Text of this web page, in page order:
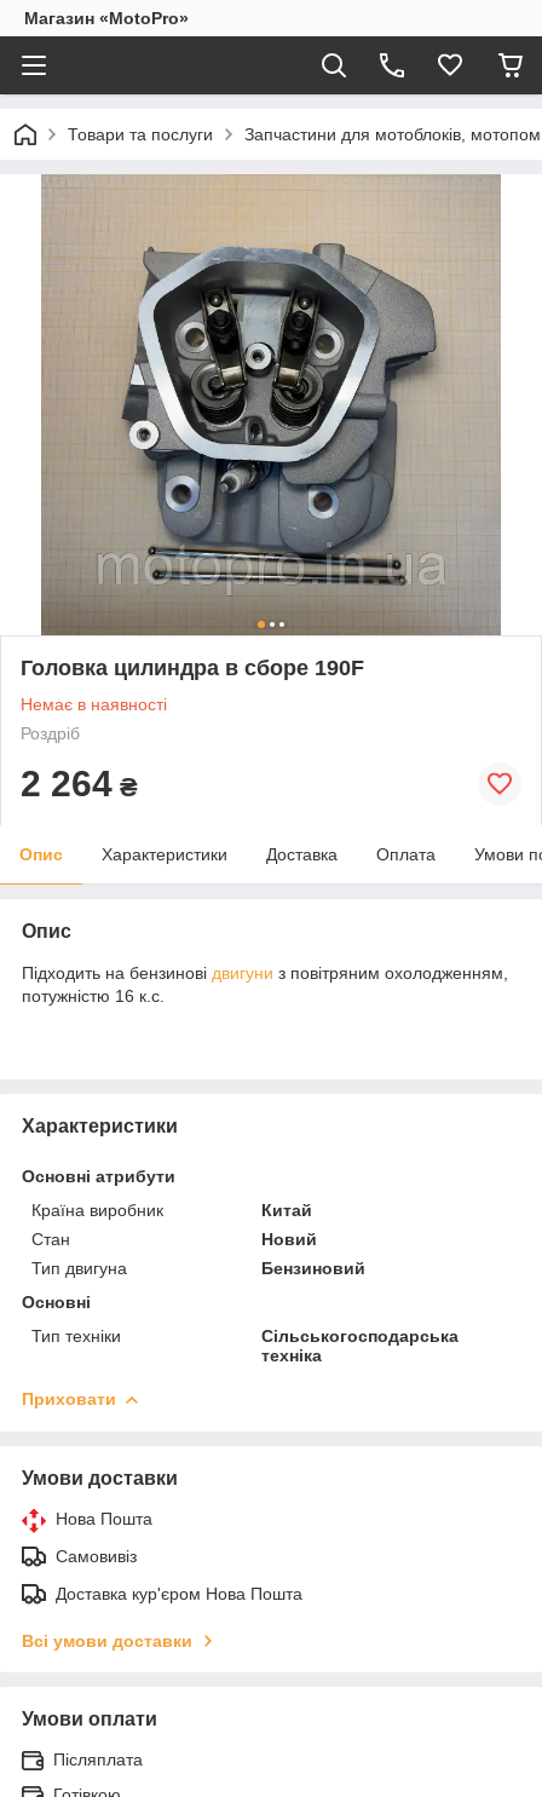
Магазин «MotoPro»
Товари та послуги Запчастини для мотоблоків,
Головка цилиндра в сборе 190F
Немає в наявності
Роздріб
2 264 ₴
Опис Характеристики Доставка Оплата Умови
Опис
Підходить на бензинові двигуни з повітряним охолодженням,
потужністю 16 к.с.
Характеристики
Основні атрибути
Країна виробник
Китай
Стан
Новий
Тип двигуна
Бензиновий
Основні
Тип техніки
Сільськогосподарська
техніка
Приховати
Умови доставки
Нова Пошта
Самовивіз
Доставка кур'єром Нова Пошта
Всі умови доставки
Умови оплати
Післяплата